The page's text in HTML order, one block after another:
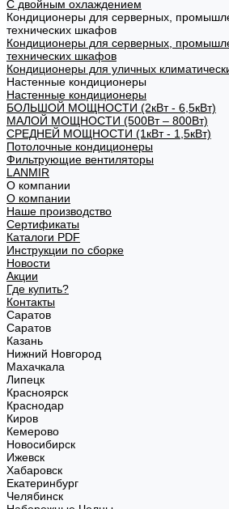
С двойным охлаждением
Кондиционеры для серверных,
технических шкафов
Кондиционеры для серверных,
технических шкафов
Кондиционеры для уличных
Настенные кондиционеры
Настенные кондиционеры
БОЛЬШОЙ МОЩНОСТИ (2кВт - 6,5кВт)
МАЛОЙ МОЩНОСТИ (500Вт – 800Вт)
СРЕДНЕЙ МОЩНОСТИ (1кВт - 1,5кВт)
Потолочные кондиционеры
Фильтрующие вентиляторы
LANMIR
О компании
О компании
Наше производство
Сертификаты
Каталоги PDF
Инструкции по сборке
Новости
Акции
Где купить?
Контакты
Саратов
Саратов
Казань
Нижний Новгород
Махачкала
Липецк
Красноярск
Краснодар
Киров
Кемерово
Новосибирск
Ижевск
Хабаровск
Екатеринбург
Челябинск